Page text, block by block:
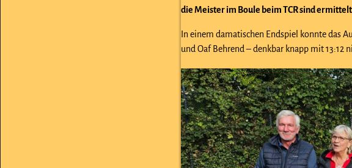
die Meister im Boule beim TCR sind ermittelt
In einem damatischen Endspiel konnte das
und Oaf Behrend – denkbar knapp mit 13:12